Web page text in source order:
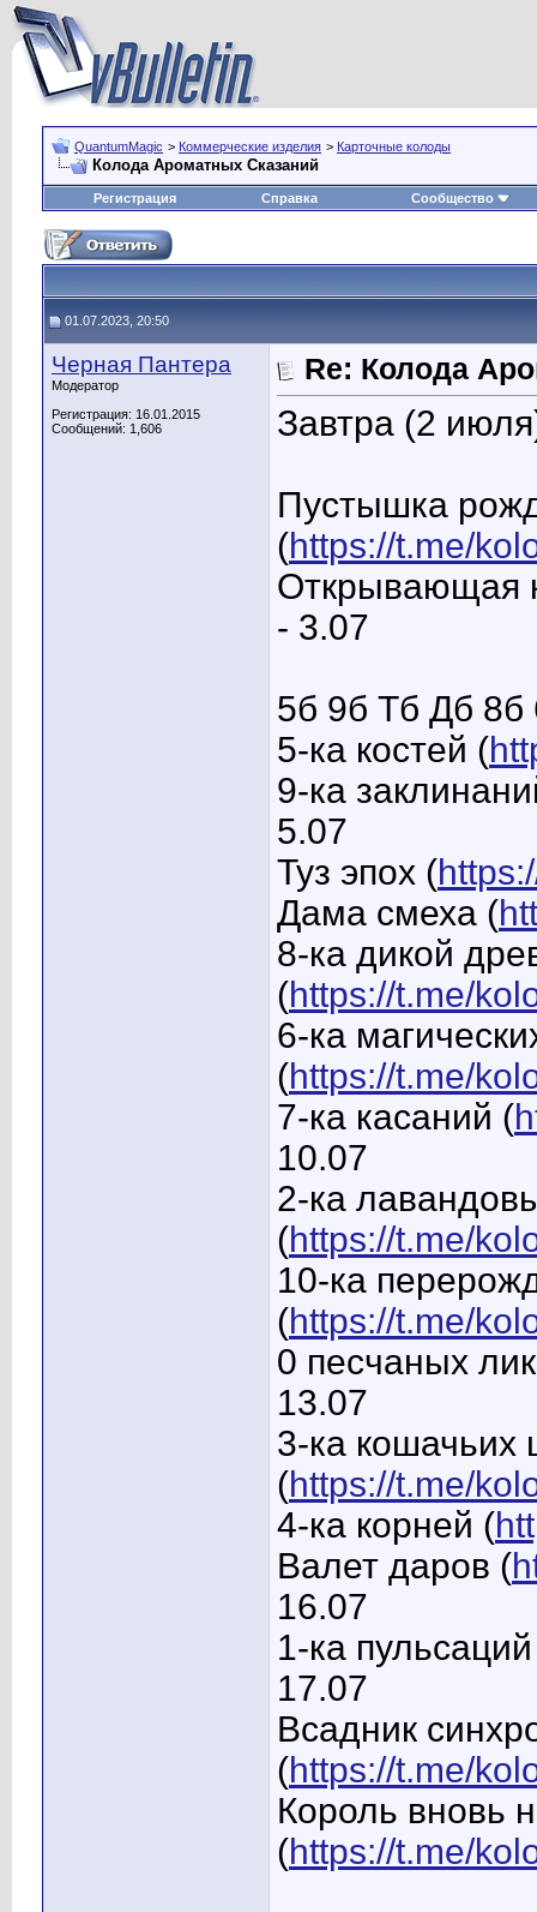
QuantumMagic > Коммерческие изделия > Карточные колоды
Колода Ароматных Сказаний
Регистрация Справка Сообщество
01.07.2023, 20:50
Черная Пантера
Модератор
Регистрация: 16.01.2015
Сообщений: 1,606
Re: Колода
Завтра (2
Пустышка
(https://t.me/
Открывающая
- 3.07
5б 9б Тб Дб 8б
5-ка костей (
9-ка
5.07
Туз эпох (
Дама смеха (
8-ка дикой
(https://t.me/
6-ка
(https://t.me/
7-ка касаний (
10.07
2-ка
(https://t.me/
10-ка
(https://t.me/
0 песчаных
13.07
3-ка кошачьих
(https://t.me/
4-ка корней (
Валет даров (
16.07
1-ка
17.07
Всадник
(https://t.me/
Король вновь
(https://t.me/